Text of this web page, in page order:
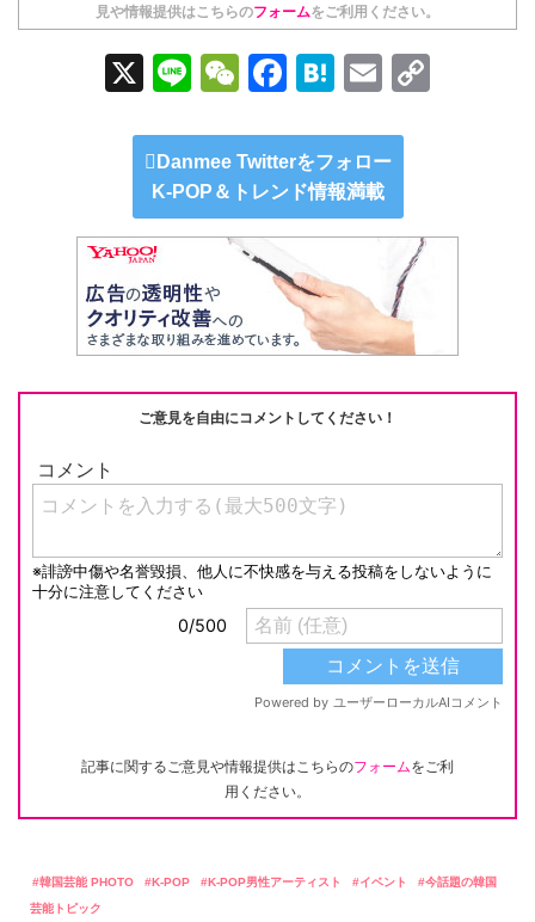
見や情報提供はこちらのフォームをご利用ください。
X Li
e
W
C
h
at
F
c
e
b
o
o
k
H
e
n
a
E
ail
Li
Danmee Twitterをフォロー
K-POP＆トレンド情報満載
ご意見を自由にコメントしてください！
記事に関するご意見や情報提供はこちらのフォームをご利
用ください。
韓国芸能 PHOTO K-POP K-POP男性アーティスト イベント
今話題の韓国
芸能トピック